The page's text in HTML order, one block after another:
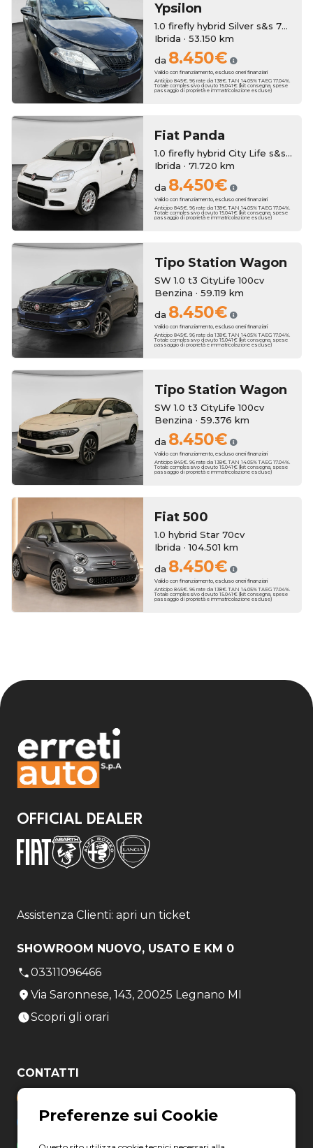
Ypsilon
1.0 firefly hybrid Silver s&s 70cv
Ibrida · 53.150 km
da 8.450€
Valido con finanziamento, escluso oneri finanziari
Anticipo 845€. 96 rate da 138€. TAN 14.05% TAEG 17.04%.
Totale complessivo dovuto 15.041€ (kit consegna, spese
passaggio di proprietà e immatricolazione escluse)
Fiat Panda
1.0 firefly hybrid City Life s&s 70cv 5p.ti
Ibrida · 71.720 km
da 8.450€
Valido con finanziamento, escluso oneri finanziari
Anticipo 845€. 96 rate da 138€. TAN 14.05% TAEG 17.04%.
Totale complessivo dovuto 15.041€ (kit consegna, spese
passaggio di proprietà e immatricolazione escluse)
Tipo Station Wagon
SW 1.0 t3 CityLife 100cv
Benzina · 59.119 km
da 8.450€
Valido con finanziamento, escluso oneri finanziari
Anticipo 845€. 96 rate da 138€. TAN 14.05% TAEG 17.04%.
Totale complessivo dovuto 15.041€ (kit consegna, spese
passaggio di proprietà e immatricolazione escluse)
Tipo Station Wagon
SW 1.0 t3 CityLife 100cv
Benzina · 59.376 km
da 8.450€
Valido con finanziamento, escluso oneri finanziari
Anticipo 845€. 96 rate da 138€. TAN 14.05% TAEG 17.04%.
Totale complessivo dovuto 15.041€ (kit consegna, spese
passaggio di proprietà e immatricolazione escluse)
Fiat 500
1.0 hybrid Star 70cv
Ibrida · 104.501 km
da 8.450€
Valido con finanziamento, escluso oneri finanziari
Anticipo 845€. 96 rate da 138€. TAN 14.05% TAEG 17.04%.
Totale complessivo dovuto 15.041€ (kit consegna, spese
passaggio di proprietà e immatricolazione escluse)
OFFICIAL DEALER
Assistenza Clienti: apri un ticket
SHOWROOM NUOVO, USATO E KM 0
03311096466
Via Saronnese, 143, 20025 Legnano MI
Scopri gli orari
CONTATTI
helpdesk@erreti-auto.com
+39 3759741045